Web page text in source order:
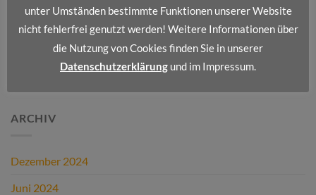
Wir stellen vor: Dienstleistungsportfolio II
Wir stellen vor: Dienstleistungsportfolio I
NEUESTE KOMMENTARE
ARCHIV
Dezember 2024
Juni 2024
unter Umständen bestimmte Funktionen unserer Website
nicht fehlerfrei genutzt werden! Weitere Informationen über
die Nutzung von Cookies finden Sie in unserer
Datenschutzerklärung und im Impressum.